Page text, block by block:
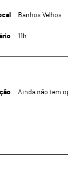
Banhos Velhos
11h
Ainda não tem